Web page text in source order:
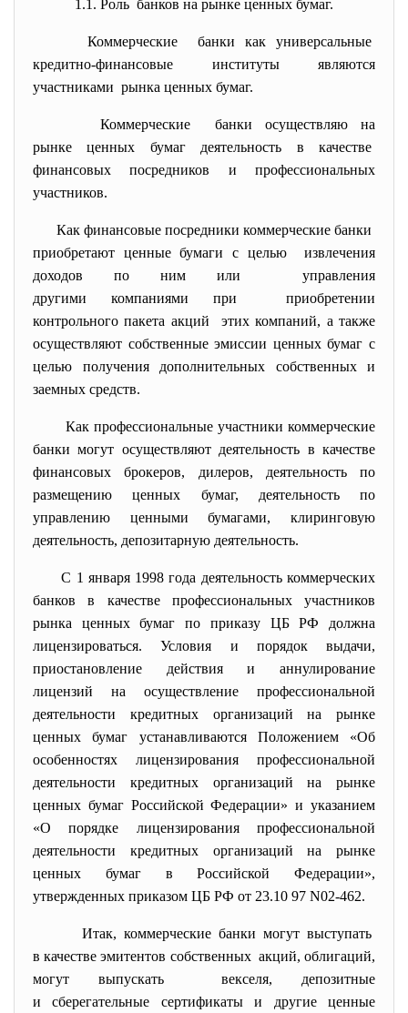
1.1. Роль банков на рынке ценных бумаг.
Коммерческие банки как универсальные
кредитно-финансовые институты являются
участниками рынка ценных бумаг.
Коммерческие банки осуществляю на
рынке ценных бумаг деятельность в качестве
финансовых посредников и профессиональных
участников.
Как финансовые посредники коммерческие банки
приобретают ценные бумаги с целью извлечения
доходов по ним или управления
другими компаниями при приобретении
контрольного пакета акций этих компаний, а также
осуществляют собственные эмиссии ценных бумаг с
целью получения дополнительных собственных и
заемных средств.
Как профессиональные участники коммерческие
банки могут осуществляют деятельность в качестве
финансовых брокеров, дилеров, деятельность по
размещению ценных бумаг, деятельность по
управлению ценными бумагами, клиринговую
деятельность, депозитарную деятельность.
С 1 января 1998 года деятельность коммерческих
банков в качестве профессиональных участников
рынка ценных бумаг по приказу ЦБ РФ должна
лицензироваться. Условия и порядок выдачи,
приостановление действия и аннулирование
лицензий на осуществление профессиональной
деятельности кредитных организаций на рынке
ценных бумаг устанавливаются Положением «Об
особенностях лицензирования профессиональной
деятельности кредитных организаций на рынке
ценных бумаг Российской Федерации» и указанием
«О порядке лицензирования профессиональной
деятельности кредитных организаций на рынке
ценных бумаг в Российской Федерации»,
утвержденных приказом ЦБ РФ от 23.10 97 N02-462.
Итак, коммерческие банки могут выступать
в качестве эмитентов собственных акций, облигаций,
могут выпускать векселя, депозитные
и сберегательные сертификаты и другие ценные